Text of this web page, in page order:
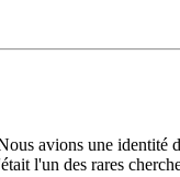
avions une
l'un des rares